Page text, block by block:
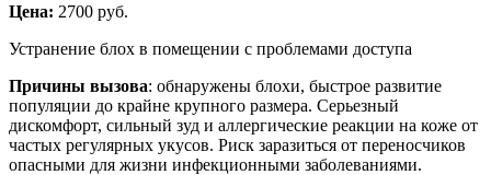
Цена: 2700 руб.
Устранение блох в помещении с проблемами доступа
Причины вызова: обнаружены блохи, быстрое развитие
популяции до крайне крупного размера. Серьезный
дискомфорт, сильный зуд и аллергические реакции на коже от
частых регулярных укусов. Риск заразиться от переносчиков
опасными для жизни инфекционными заболеваниями.